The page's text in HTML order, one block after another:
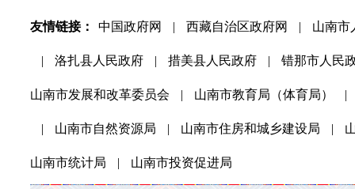
友情链接： 中国政府网 | 西藏自治区政府网 | 山南市
| 洛扎县人民政府 | 措美县人民政府 | 错那市人民
山南市发展和改革委员会 | 山南市教育局（体育局） |
| 山南市自然资源局 | 山南市住房和城乡建设局 |
山南市统计局 | 山南市投资促进局